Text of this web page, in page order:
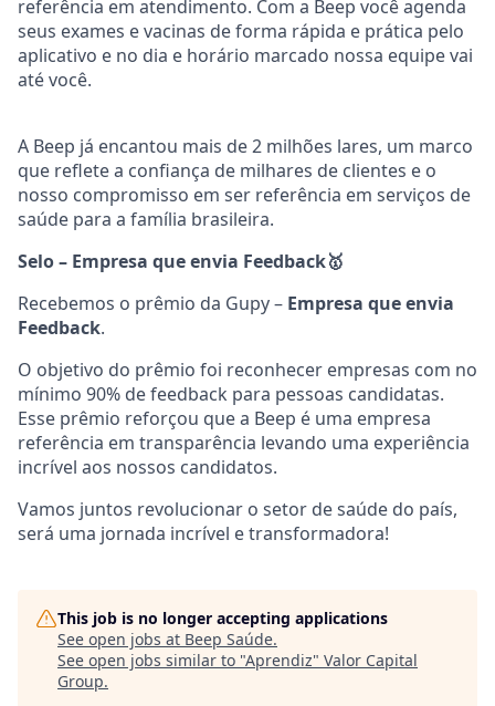
referência em atendimento. Com a Beep você agenda
seus exames e vacinas de forma rápida e prática pelo
aplicativo e no dia e horário marcado nossa equipe vai
até você.
A Beep já encantou mais de 2 milhões lares, um marco
que reflete a confiança de milhares de clientes e o
nosso compromisso em ser referência em serviços de
saúde para a família brasileira.
Selo – Empresa que envia Feedback🥇
Recebemos o prêmio da Gupy – Empresa que envia
Feedback.
O objetivo do prêmio foi reconhecer empresas com no
mínimo 90% de feedback para pessoas candidatas.
Esse prêmio reforçou que a Beep é uma empresa
referência em transparência levando uma experiência
incrível aos nossos candidatos.
Vamos juntos revolucionar o setor de saúde do país,
será uma jornada incrível e transformadora!
This job is no longer accepting applications
See open jobs at Beep Saúde.
See open jobs similar to "Aprendiz" Valor Capital
Group.